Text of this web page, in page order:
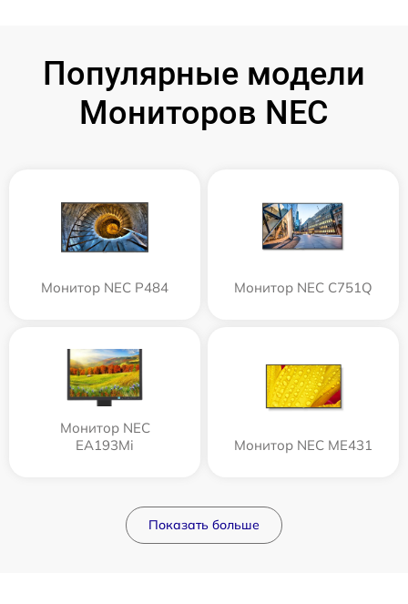
Популярные модели
Мониторов NEC
Монитор NEC P484 Монитор NEC C751Q
Монитор NEC
EA193Mi
Монитор NEC ME431
Показать больше